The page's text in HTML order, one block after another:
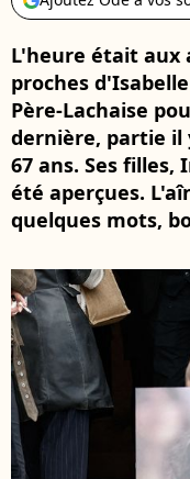
L'heure était aux
proches
Père-Lachaise
dernière, partie il
67 ans. Ses
été aperçues.
quelques mots,